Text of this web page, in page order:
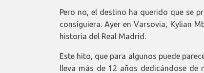
Pero no, el destino ha querido que se
consiguiera. Ayer en Varsovia, Kylian
historia del Real Madrid.
Este hito, que para algunos puede
lleva más de 12 años dedicándose de